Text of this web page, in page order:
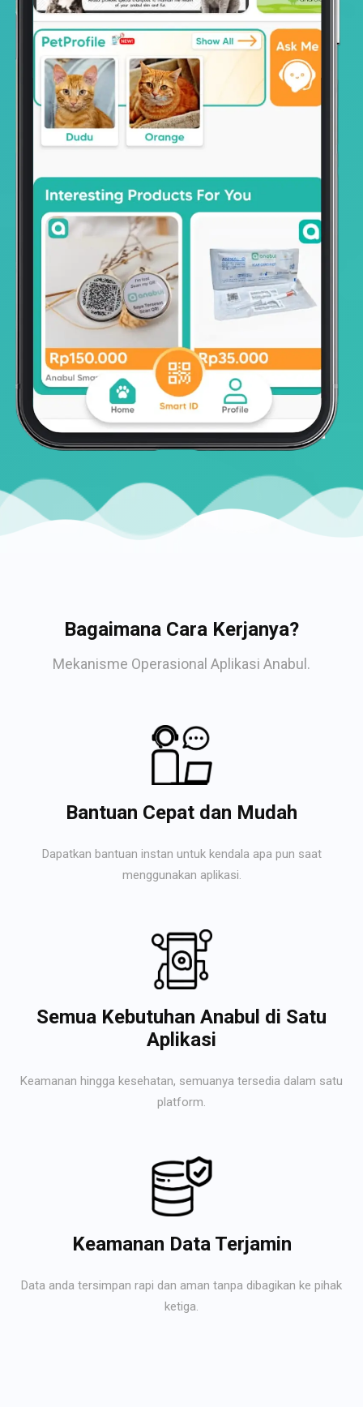
Bagaimana Cara Kerjanya?
Mekanisme Operasional Aplikasi Anabul.
Bantuan Cepat dan Mudah
Dapatkan bantuan instan untuk kendala apa pun saat
menggunakan aplikasi.
Semua Kebutuhan Anabul di Satu
Aplikasi
Keamanan hingga kesehatan, semuanya tersedia dalam satu
platform.
Keamanan Data Terjamin
Data anda tersimpan rapi dan aman tanpa dibagikan ke pihak
ketiga.